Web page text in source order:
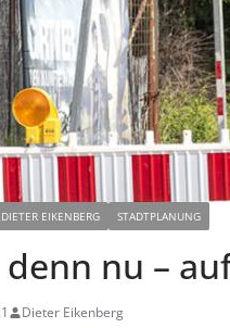
DIETER EIKENBERG STADTPLANUNG
denn nu –
Dieter Eikenberg